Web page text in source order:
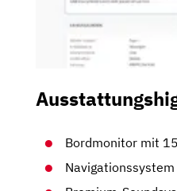
Bordmonitor mit
Navigationssystem